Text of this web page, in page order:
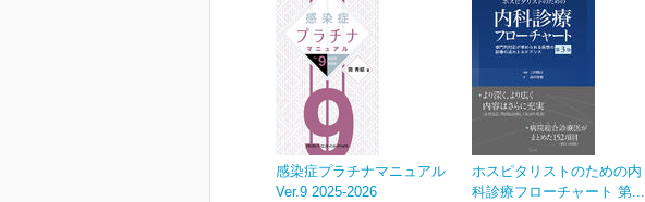
感染症プラチナマニュアル
Ver.9 2025-2026
ホスピタリストのための内
科診療フローチャート 第...